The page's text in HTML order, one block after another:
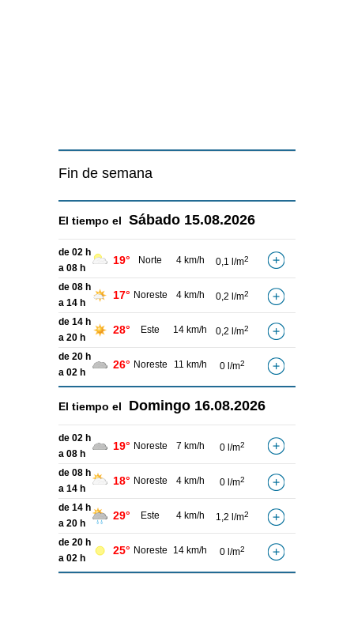
Fin de semana
El tiempo el Sábado 15.08.2026
de 02 h
a 08 h
19° Norte 4 km/h 0,1 l/m2
de 08 h
a 14 h
17° Noreste 4 km/h 0,2 l/m2
de 14 h
a 20 h
28° Este 14 km/h 0,2 l/m2
de 20 h
a 02 h
26° Noreste 11 km/h 0 l/m2
El tiempo el Domingo 16.08.2026
de 02 h
a 08 h
19° Noreste 7 km/h 0 l/m2
de 08 h
a 14 h
18° Noreste 4 km/h 0 l/m2
de 14 h
a 20 h
29° Este 4 km/h 1,2 l/m2
de 20 h
a 02 h
25° Noreste 14 km/h 0 l/m2